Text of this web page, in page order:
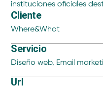
instituciones oficiales
Cliente
Where&What
Servicio
Diseño web, Email
Url